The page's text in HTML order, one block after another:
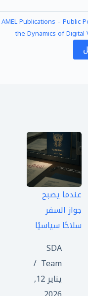
AMEL Publications – Public
the Dynamics of Digital
عندما يصبح
جواز السفر
سلاحًا سياسيًا
SDA
Team
يناير 12,